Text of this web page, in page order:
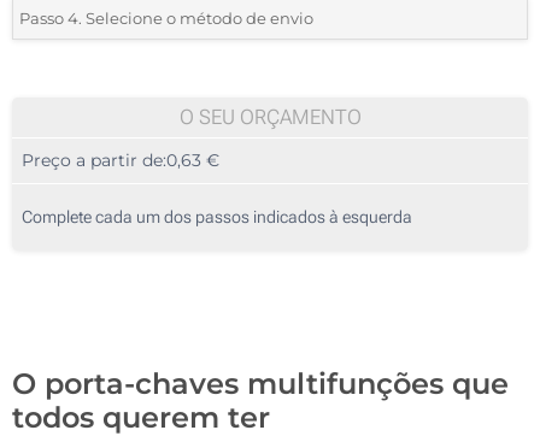
1 Cor (Num lado)
*Quantidade mínima:25
50
125
Passo 4. Selecione o método de envio
O SEU ORÇAMENTO
Preço a partir de:0,63 €
Complete cada um dos passos indicados à esquerda
O porta-chaves multifunções que
todos querem ter